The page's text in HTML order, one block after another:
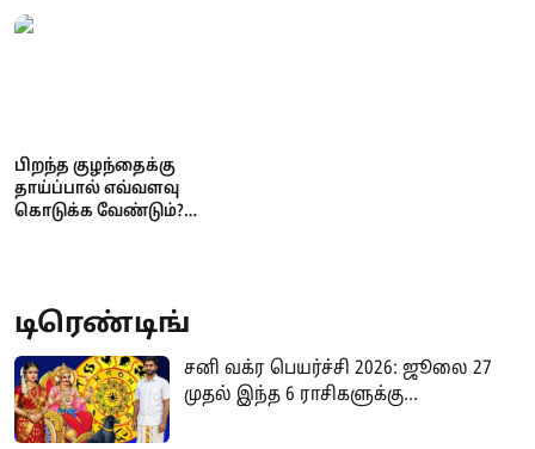
பிறந்த குழந்தைக்கு
தாய்ப்பால் எவ்வளவு
கொடுக்க வேண்டும்?
டிரெண்டிங்
சனி வக்ர பெயர்ச்சி 2026: ஜூலை 27
முதல் இந்த 6 ராசிகளுக்கு...